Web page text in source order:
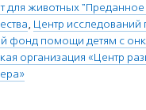
для животных "Преданное
, Центр исследований
фонд помощи детям с
организация «Центр